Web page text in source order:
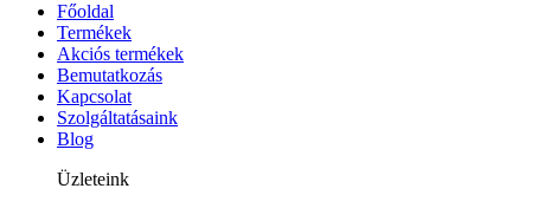
Főoldal
Termékek
Akciós termékek
Bemutatkozás
Kapcsolat
Szolgáltatásaink
Blog
Üzleteink